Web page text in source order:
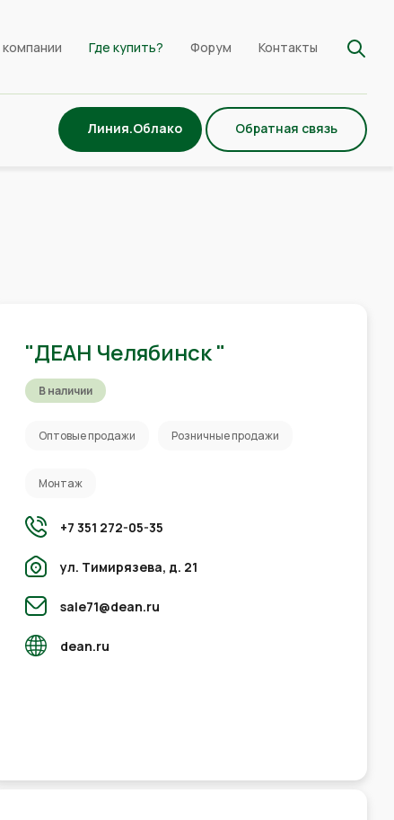
Где купить? Форум Контакты
Линия.Облако Обратная связь
"ДЕАН Челябинск "
В наличии
Оптовые продажи Розничные продажи
Монтаж
+7 351 272-05-35
ул. Тимирязева, д. 21
sale71@dean.ru
dean.ru